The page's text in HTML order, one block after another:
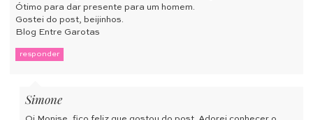
Ótimo para dar presente para um homem.
Gostei do post, beijinhos.
Blog Entre Garotas
responder
Simone